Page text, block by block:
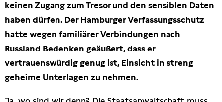
keinen Zugang zum Tresor und den sensiblen Daten
haben dürfen. Der Hamburger Verfassungsschutz
hatte wegen familiärer Verbindungen nach
Russland Bedenken geäußert, dass er
vertrauenswürdig genug ist, Einsicht in streng
geheime Unterlagen zu nehmen.